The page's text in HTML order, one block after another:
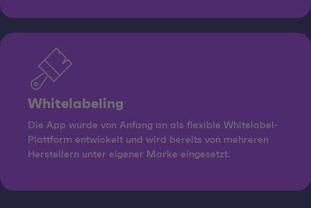
Whitelabeling
Die App wurde von Anfang an als flexible Whitelabel-
Plattform entwickelt und wird bereits von mehreren
Herstellern unter eigener Marke eingesetzt.